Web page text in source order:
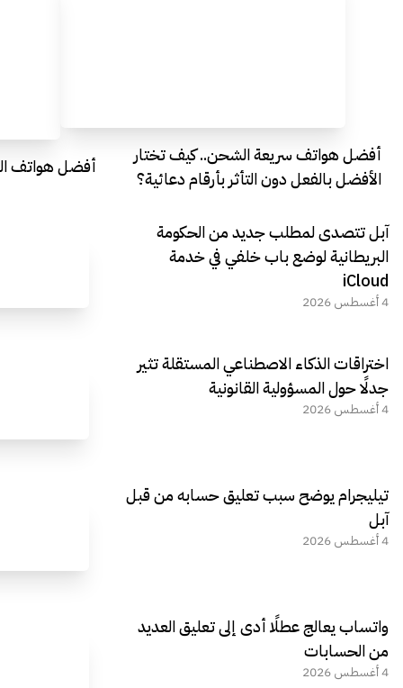
أفضل هواتف سريعة الشحن.. كيف تختار
الأفضل بالفعل دون التأثر بأرقام دعائية؟
أفضل هواتف
آبل تتصدى لمطلب جديد من الحكومة
البريطانية لوضع باب خلفي في خدمة
iCloud
4 أغسطس 2026
اختراقات الذكاء الاصطناعي المستقلة تثير
جدلًا حول المسؤولية القانونية
4 أغسطس 2026
تيليجرام يوضح سبب تعليق حسابه من قبل
آبل
4 أغسطس 2026
واتساب يعالج عطلًا أدى إلى تعليق العديد
من الحسابات
4 أغسطس 2026